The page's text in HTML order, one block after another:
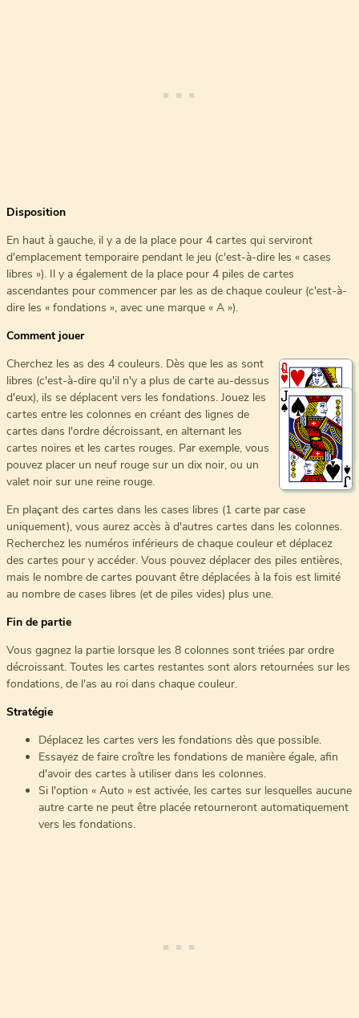
Disposition
En haut à gauche, il y a de la place pour 4 cartes qui serviront
d'emplacement temporaire pendant le jeu (c'est-à-dire les « cases
libres »). Il y a également de la place pour 4 piles de cartes
ascendantes pour commencer par les as de chaque couleur (c'est-à-
dire les « fondations », avec une marque « A »).
Comment jouer
Cherchez les as des 4 couleurs. Dès que les as sont
libres (c'est-à-dire qu'il n'y a plus de carte au-dessus
d'eux), ils se déplacent vers les fondations. Jouez les
cartes entre les colonnes en créant des lignes de
cartes dans l'ordre décroissant, en alternant les
cartes noires et les cartes rouges. Par exemple, vous
pouvez placer un neuf rouge sur un dix noir, ou un
valet noir sur une reine rouge.
En plaçant des cartes dans les cases libres (1 carte par case
uniquement), vous aurez accès à d'autres cartes dans les colonnes.
Recherchez les numéros inférieurs de chaque couleur et déplacez
des cartes pour y accéder. Vous pouvez déplacer des piles entières,
mais le nombre de cartes pouvant être déplacées à la fois est limité
au nombre de cases libres (et de piles vides) plus une.
Fin de partie
Vous gagnez la partie lorsque les 8 colonnes sont triées par ordre
décroissant. Toutes les cartes restantes sont alors retournées sur les
fondations, de l'as au roi dans chaque couleur.
Stratégie
Déplacez les cartes vers les fondations dès que possible.
Essayez de faire croître les fondations de manière égale, afin
d'avoir des cartes à utiliser dans les colonnes.
Si l'option « Auto » est activée, les cartes sur lesquelles aucune
autre carte ne peut être placée retourneront automatiquement
vers les fondations.